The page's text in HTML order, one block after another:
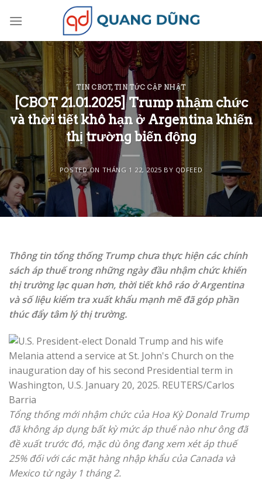
TIN CBOT,TIN TỨC CẬP NHẬT
[CBOT 21.01.2025] Trump nhậm chức
và thời tiết khô hạn ở Argentina khiến
thị trường biến động
POSTED ON THÁNG 1 22, 2025 BY QDFEED
Thông tin tổng thống Trump chưa thực hiện các chính
sách áp thuế trong những ngày đầu nhậm chức khiến
thị trường lạc quan hơn, thời tiết khô ráo ở Argentina
và số liệu kiểm tra xuất khẩu mạnh mẽ đã góp phần
thúc đẩy tâm lý thị trường.
Tổng thống mới nhậm chức của Hoa Kỳ Donald Trump
đã không áp dụng bất kỳ mức áp thuế nào như ông đã
đề xuất trước đó, mặc dù ông đang xem xét áp thuế
25% đối với các mặt hàng nhập khẩu của Canada và
Mexico từ ngày 1 tháng 2.